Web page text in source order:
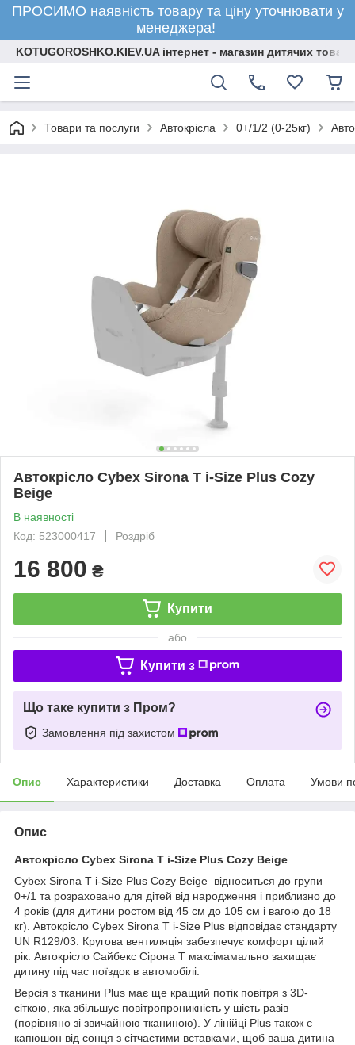
ПРОСИМО наявність товару та ціну уточнювати у
менеджера!
KOTUGOROSHKO.KIEV.UA інтернет - магазин дитячих
Товари та послуги Автокрісла 0+/1/2 (0-25кг)
Автокрісло Cybex Sirona T i-Size Plus Cozy
Beige
В наявності
Код: 523000417
Роздріб
16 800 ₴
Купити
або
Купити з
Що таке купити з Пром?
Замовлення під захистом
Опис Характеристики Доставка Оплата Умови
Опис
Автокрісло Cybex Sirona T i-Size Plus Cozy Beige
Cybex Sirona T i-Size Plus Cozy Beige відноситься до групи
0+/1 та розраховано для дітей від народження і приблизно до
4 років (для дитини ростом від 45 см до 105 см і вагою до 18
кг). Автокрісло Cybex Sirona T i-Size Plus відповідає стандарту
UN R129/03. Кругова вентиляція забезпечує комфорт цілий
рік. Автокрісло Сайбекс Сірона Т максімамально захищає
дитину під час поїздок в автомобілі.
Версія з тканини Plus має ще кращий потік повітря з 3D-
сіткою, яка збільшує повітропроникність у шість разів
(порівняно зі звичайною тканиною). У лінійці Plus також є
капюшон від сонця з сітчастими вставками, щоб ваша дитина